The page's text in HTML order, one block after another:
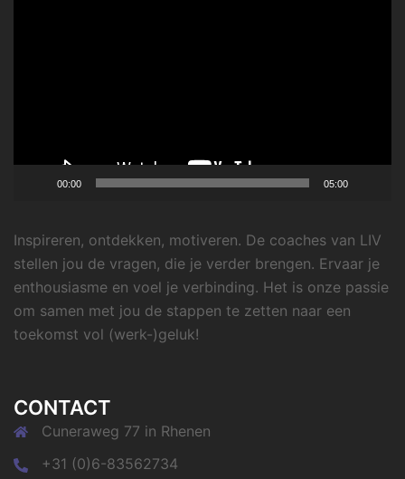
00:00 05:00
Inspireren, ontdekken, motiveren. De coaches van LIV
stellen jou de vragen, die je verder brengen. Ervaar je
enthousiasme en voel je verbinding. Het is onze passie
om samen met jou de stappen te zetten naar een
toekomst vol (werk-)geluk!
CONTACT
Cuneraweg 77 in Rhenen
+31 (0)6-83562734